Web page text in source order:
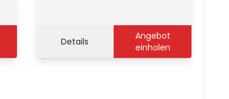
Details
Angebot
einholen